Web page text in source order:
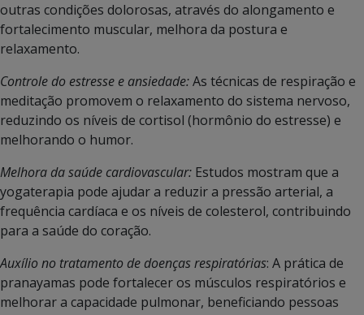
outras condições dolorosas, através do alongamento e
fortalecimento muscular, melhora da postura e
relaxamento.
Controle do estresse e ansiedade:As técnicas de respiração e
meditação promovem o relaxamento do sistema nervoso,
reduzindo os níveis de cortisol (hormônio do estresse) e
melhorando o humor.
Melhora da saúde cardiovascular: Estudos mostram que a
yogaterapia pode ajudar a reduzir a pressão arterial, a
frequência cardíaca e os níveis de colesterol, contribuindo
para a saúde do coração.
Auxílio no tratamento de doenças respiratórias: A prática de
pranayamas pode fortalecer os músculos respiratórios e
melhorar a capacidade pulmonar, beneficiando pessoas